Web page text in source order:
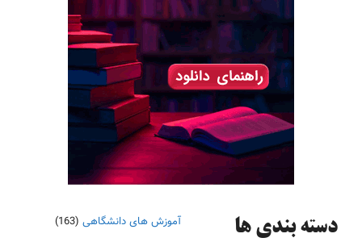
دسته‌ بندی ها آموزش های دانشگاهی (163)